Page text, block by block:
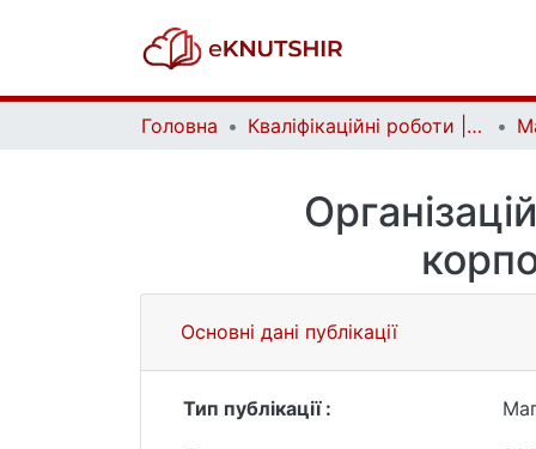
Головна Кваліфікаційні роботи | Qualifying works
Основні дані публікації
Тип публікації :